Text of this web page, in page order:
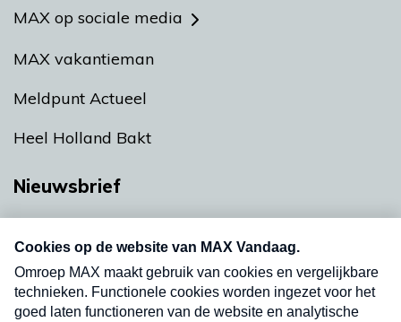
MAX op sociale media
MAX vakantieman
Meldpunt Actueel
Heel Holland Bakt
Nieuwsbrief
Neem hier een gratis abonnement op onze
nieuwsbrief. Elke vrijdag- en dinsdagochtend in
uw mailbox.
Verzend